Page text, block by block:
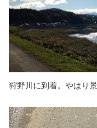
狩野川に到着。やはり景